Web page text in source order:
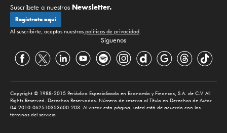
Suscríbete a nuestros Newsletter.
Regístrate aquí
Al suscribirte, aceptas nuestras políticas de privacidad.
Síguenos
Copyright © 1988-2015 Periódico Especializado en Economía y Finanzas, S.A. de C.V. All
Rights Reserved. Derechos Reservados. Número de reserva al Título en Derechos de Autor
04-2010-062510353600-203. Al visitar esta página, usted está de acuerdo con los
términos del servicio